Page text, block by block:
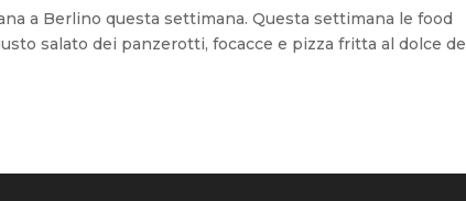
a Berlino questa settimana. Questa settimana le food
salato dei panzerotti, focacce e pizza fritta al dolce